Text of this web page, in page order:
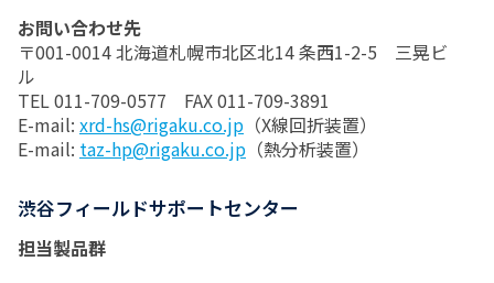
お問い合わせ先
〒001-0014 北海道札幌市北区北14 条西1-2-5 三晃ビ
ル
TEL 011-709-0577 FAX 011-709-3891
E-mail: xrd-hs@rigaku.co.jp （X線回折装置）
E-mail: taz-hp@rigaku.co.jp （熱分析装置）
渋谷フィールドサポートセンター
担当製品群